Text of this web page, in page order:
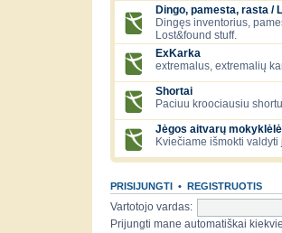
Dingo, pamesta, rasta /
Dingęs inventorius,
Lost&found stuff.
ExKarka
extremalus, extremalių
Shortai
Paciuu kroociausiu
Jėgos aitvarų mokyklėlė
Kviečiame išmokti
PRISIJUNGTI • REGISTRUOTIS
Vartotojo vardas:
Prijungti mane automatiškai